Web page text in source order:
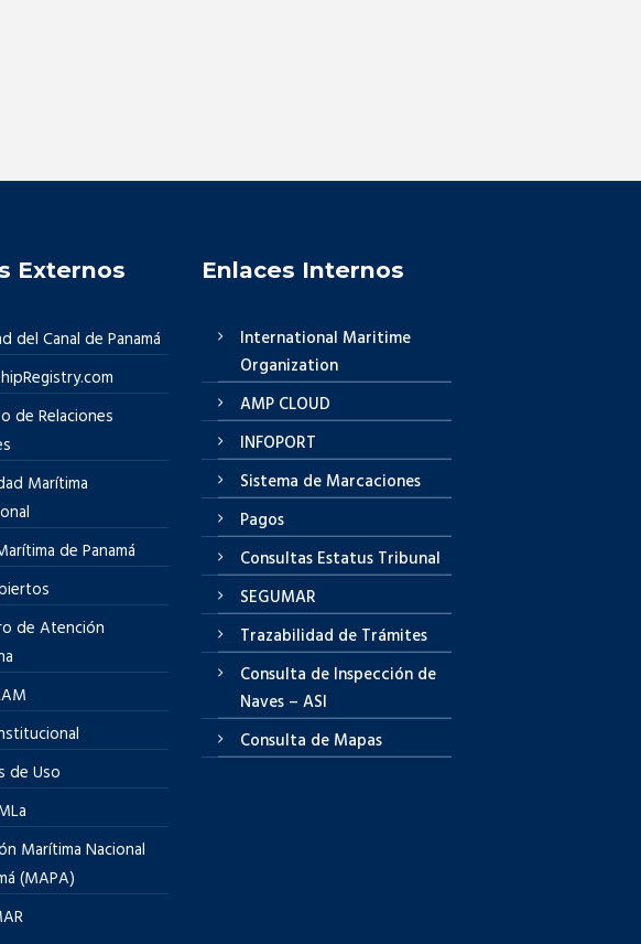
Externos
del Canal de Panamá
de Relaciones
Marítima
de Panamá
de Atención
de Uso
Marítima Nacional
(MAPA)
Enlaces Internos
International Maritime
Organization
AMP CLOUD
INFOPORT
Sistema de Marcaciones
Pagos
Consultas Estatus Tribunal
SEGUMAR
Trazabilidad de Trámites
Consulta de Inspección de
Naves – ASI
Consulta de Mapas